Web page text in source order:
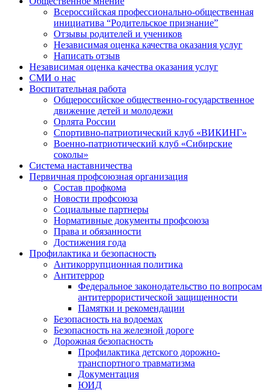
Всероссийская профессионально-общественная
инициатива “Родительское признание”
Отзывы родителей и учеников
Независимая оценка качества оказания услуг
Написать отзыв
Независимая оценка качества оказания услуг
СМИ о нас
Воспитательная работа
Общероссийское общественно-государственное
движение детей и молодежи
Орлята России
Спортивно-патриотический клуб «ВИКИНГ»
Военно-патриотический клуб «Сибирские
соколы»
Система наставничества
Первичная профсоюзная организация
Состав профкома
Новости профсоюза
Социальные партнеры
Нормативные документы профсоюза
Права и обязанности
Достижения года
Профилактика и безопасность
Антикоррупционная политика
Антитеррор
Федеральное законодательство по вопросам
антитеррористической защищенности
Памятки и рекомендации
Безопасность на водоемах
Безопасность на железной дороге
Дорожная безопасность
Профилактика детского дорожно-
транспортного травматизма
Документация
ЮИД